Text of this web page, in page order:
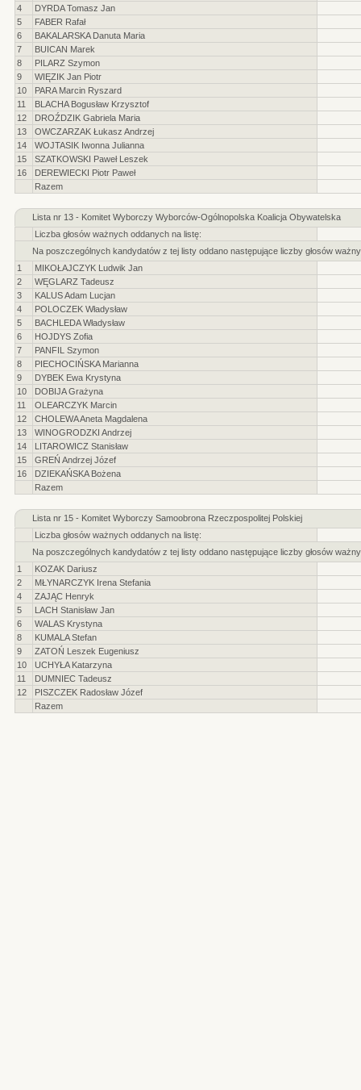
4
DYRDA Tomasz Jan
5
FABER Rafał
6
BAKALARSKA Danuta Maria
7
BUICAN Marek
8
PILARZ Szymon
9
WIĘZIK Jan Piotr
10
PARA Marcin Ryszard
11
BLACHA Bogusław Krzysztof
12
DROŹDZIK Gabriela Maria
13
OWCZARZAK Łukasz Andrzej
14
WOJTASIK Iwonna Julianna
15
SZATKOWSKI Paweł Leszek
16
DEREWIECKI Piotr Paweł
Razem
Lista nr 13 - Komitet Wyborczy Wyborców-Ogólnopolska Koalicja Obywatelska
Liczba głosów ważnych oddanych na listę:
Na poszczególnych kandydatów z tej listy oddano następujące liczby głosów
1
MIKOŁAJCZYK Ludwik Jan
2
WĘGLARZ Tadeusz
3
KALUS Adam Lucjan
4
POLOCZEK Władysław
5
BACHLEDA Władysław
6
HOJDYS Zofia
7
PANFIL Szymon
8
PIECHOCIŃSKA Marianna
9
DYBEK Ewa Krystyna
10
DOBIJA Grażyna
11
OLEARCZYK Marcin
12
CHOLEWA Aneta Magdalena
13
WINOGRODZKI Andrzej
14
LITAROWICZ Stanisław
15
GREŃ Andrzej Józef
16
DZIEKAŃSKA Bożena
Razem
Lista nr 15 - Komitet Wyborczy Samoobrona Rzeczpospolitej Polskiej
Liczba głosów ważnych oddanych na listę:
Na poszczególnych kandydatów z tej listy oddano następujące liczby głosów
1
KOZAK Dariusz
2
MŁYNARCZYK Irena Stefania
4
ZAJĄC Henryk
5
LACH Stanisław Jan
6
WALAS Krystyna
8
KUMALA Stefan
9
ZATOŃ Leszek Eugeniusz
10
UCHYŁA Katarzyna
11
DUMNIEC Tadeusz
12
PISZCZEK Radosław Józef
Razem